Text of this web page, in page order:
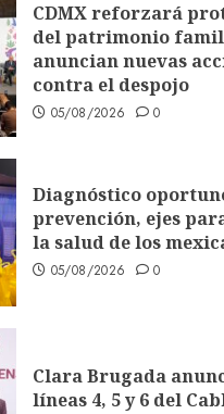
CDMX reforzará
del patrimonio
anuncian nuevas
contra el despojo
05/08/2026 0
Diagnóstico
prevención, ejes
la salud de los
05/08/2026 0
Clara Brugada
líneas 4, 5 y 6 del